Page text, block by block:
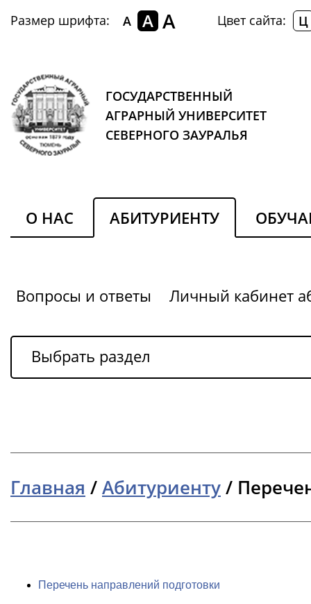
Размер шрифта: A A A Цвет сайта: Ц
ГОСУДАРСТВЕННЫЙ
АГРАРНЫЙ УНИВЕРСИТЕТ
СЕВЕРНОГО ЗАУРАЛЬЯ
О НАС АБИТУРИЕНТУ
Вопросы и ответы Личный кабинет
Выбрать раздел
Главная /Абитуриенту/
Перечень направлений подготовки